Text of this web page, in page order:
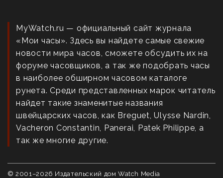
MyWatch.ru — официальный сайт журнала
«Мои часы». Здесь вы найдете самые свежие
новости мира часов, сможете обсудить их на
форуме часовщиков, а так же подобрать часы
в наиболее обширном часовом каталоге
рунета. Среди представленных марок читатель
найдет такие знаменитые названия
швейцарских часов, как Breguet, Ulysse Nardin,
Vacheron Constantin, Panerai, Patek Philippe, а
так же многие другие.
© 2001–2026 Издательский дом Watch Media